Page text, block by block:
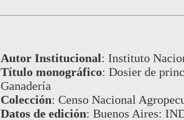
Autor Institucional: Instituto
Título monográfico: Dosier de
Ganadería
Colección: Censo Nacional
Datos de edición: Buenos Aires: